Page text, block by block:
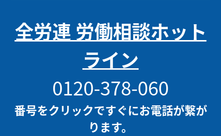
全労連 労働相談ホット
ライン
0120-378-060
番号をクリックですぐにお電話が繋が
ります。